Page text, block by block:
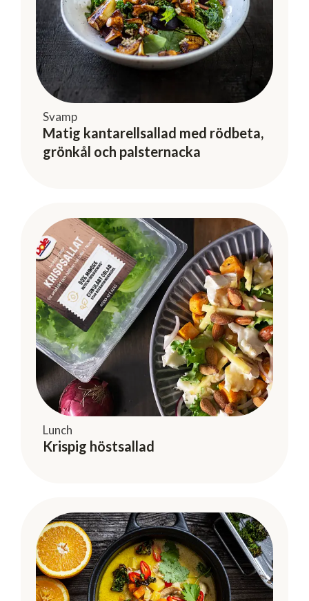
Svamp
Matig kantarellsallad med rödbeta,
grönkål och palsternacka
Lunch
Krispig höstsallad